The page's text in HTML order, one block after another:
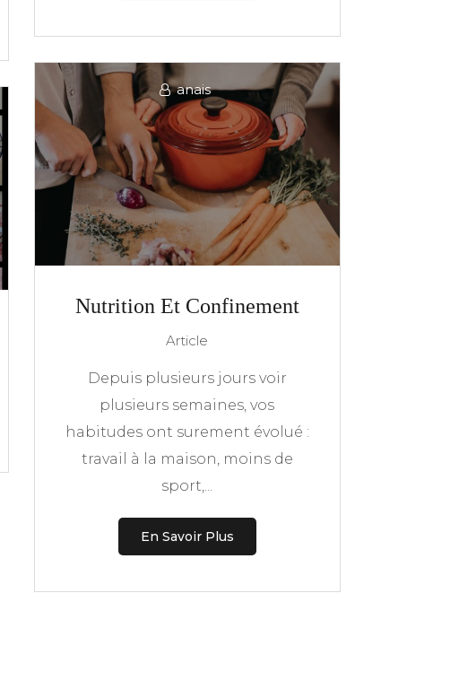
anais
Nutrition Et Confinement
Article
Depuis plusieurs jours voir
plusieurs semaines, vos
habitudes ont surement évolué :
travail à la maison, moins de
sport,...
En Savoir Plus